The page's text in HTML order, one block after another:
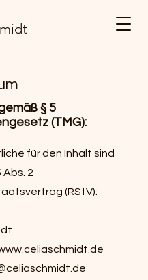
§ 5
(TMG):
für den Inhalt sind
Abs. 2
(RStV):